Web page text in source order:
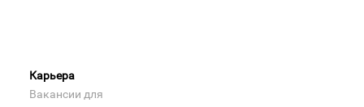
Карьера
Вакансии для